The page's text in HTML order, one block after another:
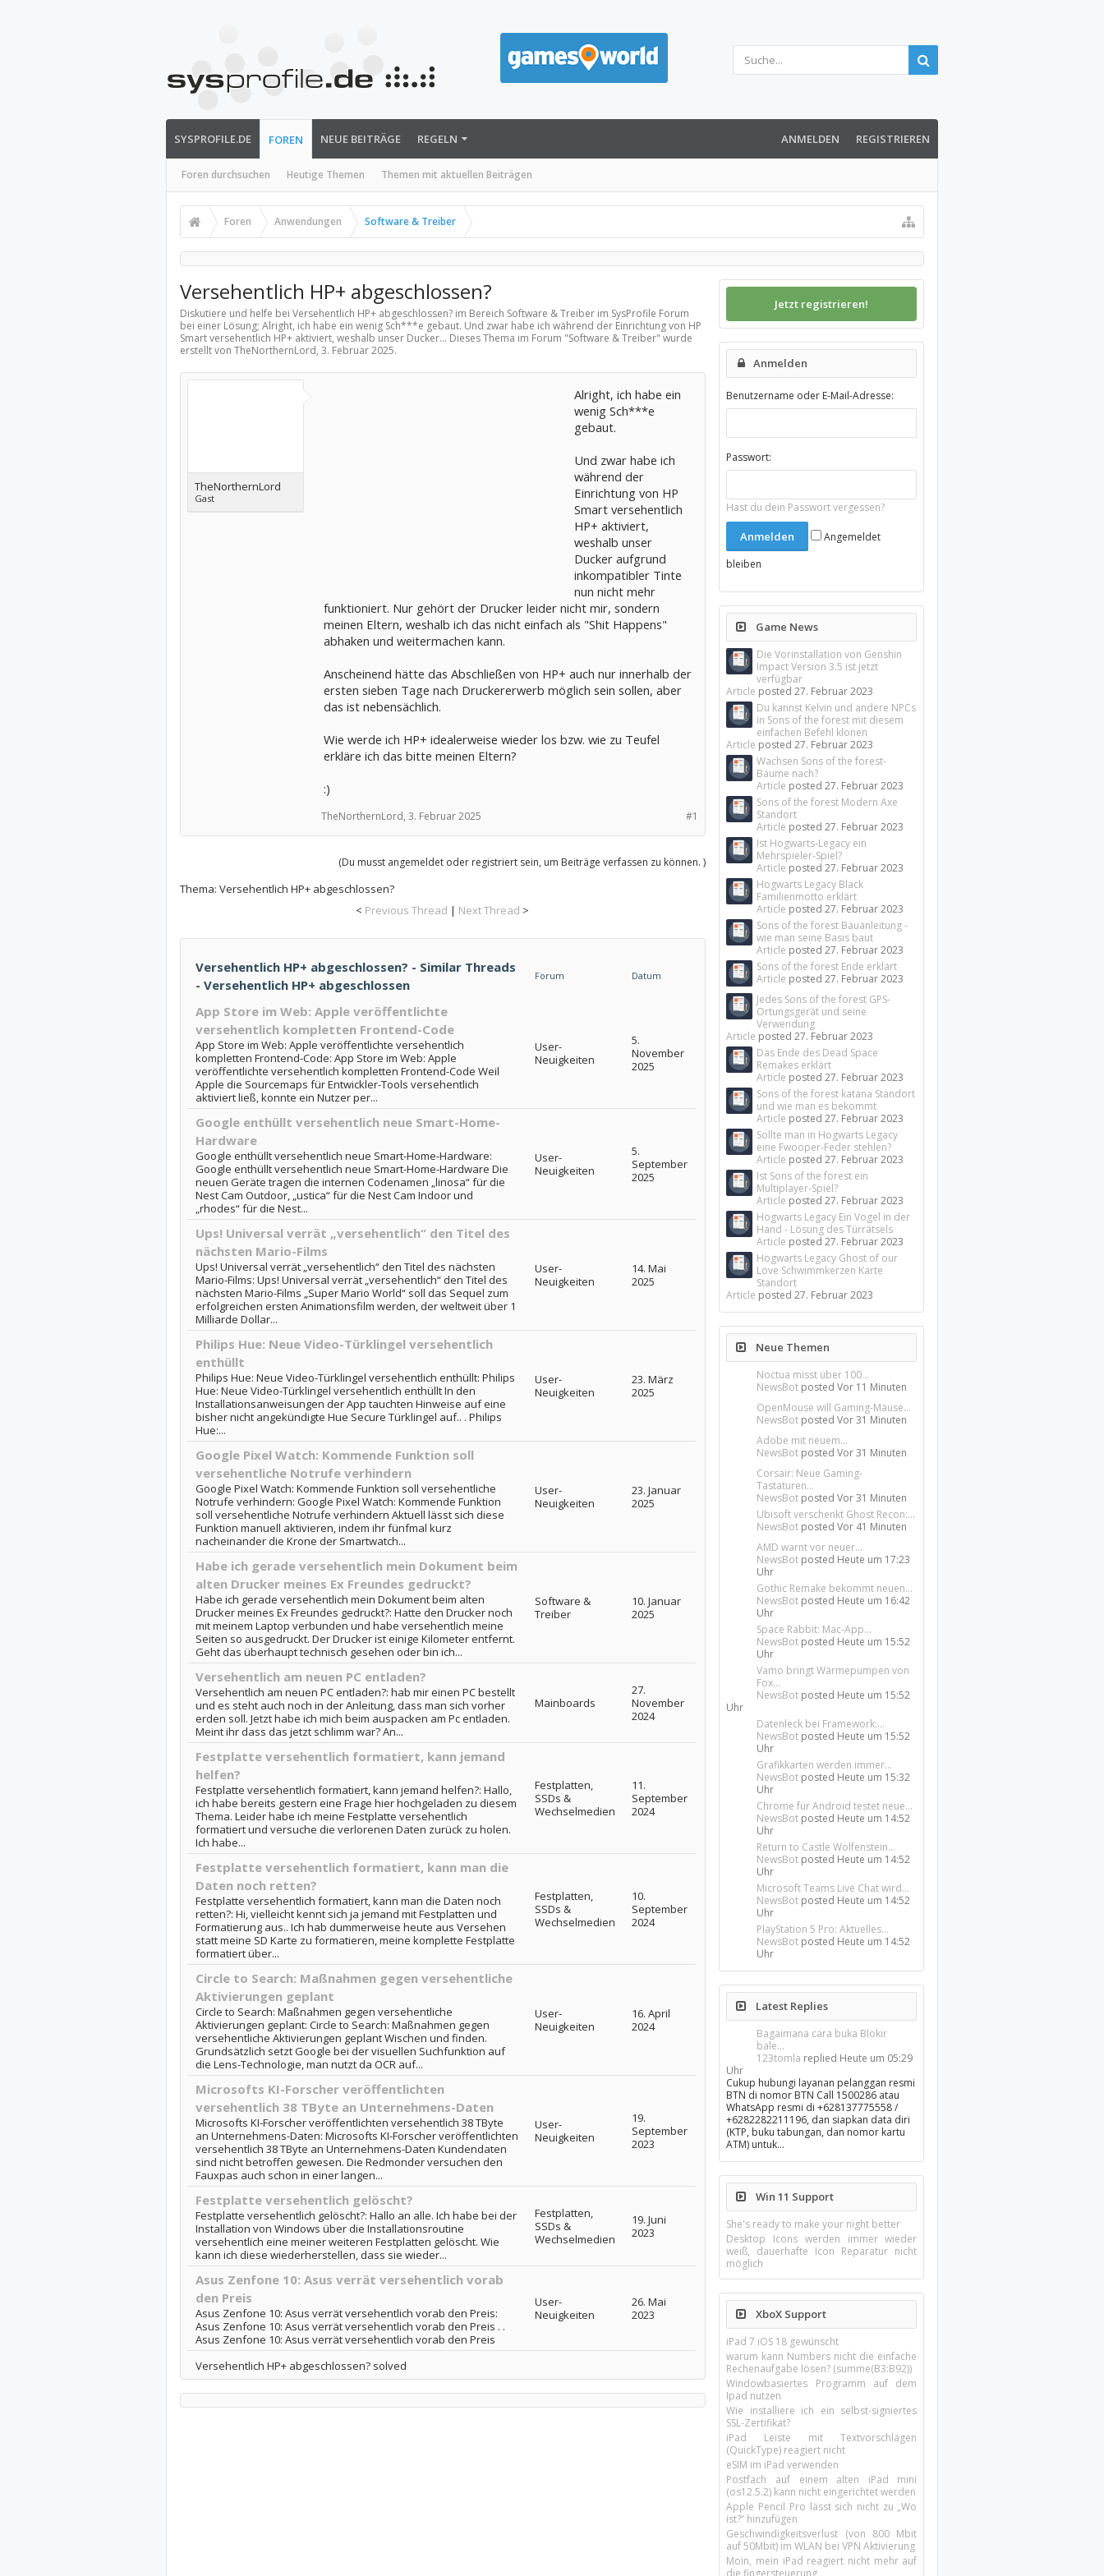
SYSPROFILE.DE FOREN
Foren durchsuchen Heutige Themen Themen mit aktuellen Beiträgen
NEUE BEITRÄGE REGELN ANMELDEN REGISTRIEREN
Foren Anwendungen Software & Treiber
Versehentlich HP+ abgeschlossen?
Diskutiere und helfe bei Versehentlich HP+ abgeschlossen? im Bereich Software & Treiberim SysProfile Forum
bei einer Lösung; Alright, ich habe ein wenig Sch***e gebaut. Und zwar habe ich während der Einrichtung von HP
Smart versehentlich HP+ aktiviert, weshalb unser Ducker... Dieses Thema im Forum "Software & Treiber" wurde
erstellt von TheNorthernLord, 3. Februar 2025.
TheNorthernLord
Gast
Alright, ich habe ein
wenig Sch***e
gebaut.
Und zwar habe ich
während der
Einrichtung von HP
Smart versehentlich
HP+ aktiviert,
weshalb unser
Ducker aufgrund
inkompatibler Tinte
nun nicht mehr
funktioniert. Nur gehört der Drucker leider nicht mir, sondern
meinen Eltern, weshalb ich das nicht einfach als "Shit Happens"
abhaken und weitermachen kann.
Anscheinend hätte das Abschließen von HP+ auch nur innerhalb der
ersten sieben Tage nach Druckererwerb möglich sein sollen, aber
das ist nebensächlich.
Wie werde ich HP+ idealerweise wieder los bzw. wie zu Teufel
erkläre ich das bitte meinen Eltern?
:)
#1
TheNorthernLord, 3. Februar 2025
(Du musst angemeldet oder registriert sein, um Beiträge verfassen zu können. )
Thema: Versehentlich HP+ abgeschlossen?
< Previous Thread | Next Thread >
Versehentlich HP+ abgeschlossen? - Similar Threads
- Versehentlich HP+ abgeschlossen
Forum Datum
App Store im Web: Apple veröffentlichte
versehentlich kompletten Frontend-Code
App Store im Web: Apple veröffentlichte versehentlich
kompletten Frontend-Code: App Store im Web: Apple
veröffentlichte versehentlich kompletten Frontend-Code Weil
Apple die Sourcemaps für Entwickler-Tools versehentlich
aktiviert ließ, konnte ein Nutzer per...
User-
Neuigkeiten
5.
November
2025
Google enthüllt versehentlich neue Smart-Home-
Hardware
Google enthüllt versehentlich neue Smart-Home-Hardware:
Google enthüllt versehentlich neue Smart-Home-Hardware Die
neuen Geräte tragen die internen Codenamen „linosa“ für die
Nest Cam Outdoor, „ustica“ für die Nest Cam Indoor und
„rhodes“ für die Nest...
User-
Neuigkeiten
5.
September
2025
Ups! Universal verrät „versehentlich“ den Titel des
nächsten Mario-Films
Ups! Universal verrät „versehentlich“ den Titel des nächsten
Mario-Films: Ups! Universal verrät „versehentlich“ den Titel des
nächsten Mario-Films „Super Mario World“ soll das Sequel zum
erfolgreichen ersten Animationsfilm werden, der weltweit über 1
Milliarde Dollar...
User-
Neuigkeiten
14. Mai
2025
Philips Hue: Neue Video-Türklingel versehentlich
enthüllt
Philips Hue: Neue Video-Türklingel versehentlich enthüllt: Philips
Hue: Neue Video-Türklingel versehentlich enthüllt In den
Installationsanweisungen der App tauchten Hinweise auf eine
bisher nicht angekündigte Hue Secure Türklingel auf.. . Philips
Hue:...
User-
Neuigkeiten
23. März
2025
Google Pixel Watch: Kommende Funktion soll
versehentliche Notrufe verhindern
Google Pixel Watch: Kommende Funktion soll versehentliche
Notrufe verhindern: Google Pixel Watch: Kommende Funktion
soll versehentliche Notrufe verhindern Aktuell lässt sich diese
Funktion manuell aktivieren, indem ihr fünfmal kurz
nacheinander die Krone der Smartwatch...
User-
Neuigkeiten
23. Januar
2025
Habe ich gerade versehentlich mein Dokument beim
alten Drucker meines Ex Freundes gedruckt?
Habe ich gerade versehentlich mein Dokument beim alten
Drucker meines Ex Freundes gedruckt?: Hatte den Drucker noch
mit meinem Laptop verbunden und habe versehentlich meine
Seiten so ausgedruckt. Der Drucker ist einige Kilometer entfernt.
Geht das überhaupt technisch gesehen oder bin ich...
Software &
Treiber
10. Januar
2025
Versehentlich am neuen PC entladen?
Versehentlich am neuen PC entladen?: hab mir einen PC bestellt
und es steht auch noch in der Anleitung, dass man sich vorher
erden soll. Jetzt habe ich mich beim auspacken am Pc entladen.
Meint ihr dass das jetzt schlimm war? An...
Mainboards
27.
November
2024
Festplatte versehentlich formatiert, kann jemand
helfen?
Festplatte versehentlich formatiert, kann jemand helfen?: Hallo,
ich habe bereits gestern eine Frage hier hochgeladen zu diesem
Thema. Leider habe ich meine Festplatte versehentlich
formatiert und versuche die verlorenen Daten zurück zu holen.
Ich habe...
Festplatten,
SSDs &
Wechselmedien
11.
September
2024
Festplatte versehentlich formatiert, kann man die
Daten noch retten?
Festplatte versehentlich formatiert, kann man die Daten noch
retten?: Hi, vielleicht kennt sich ja jemand mit Festplatten und
Formatierung aus.. Ich hab dummerweise heute aus Versehen
statt meine SD Karte zu formatieren, meine komplette Festplatte
formatiert über...
Festplatten,
SSDs &
Wechselmedien
10.
September
2024
Circle to Search: Maßnahmen gegen versehentliche
Aktivierungen geplant
Circle to Search: Maßnahmen gegen versehentliche
Aktivierungen geplant: Circle to Search: Maßnahmen gegen
versehentliche Aktivierungen geplant Wischen und finden.
Grundsätzlich setzt Google bei der visuellen Suchfunktion auf
die Lens-Technologie, man nutzt da OCR auf...
User-
Neuigkeiten
16. April
2024
Microsofts KI-Forscher veröffentlichten
versehentlich 38 TByte an Unternehmens-Daten
Microsofts KI-Forscher veröffentlichten versehentlich 38 TByte
an Unternehmens-Daten: Microsofts KI-Forscher veröffentlichten
versehentlich 38 TByte an Unternehmens-Daten Kundendaten
sind nicht betroffen gewesen. Die Redmonder versuchen den
Fauxpas auch schon in einer langen...
User-
Neuigkeiten
19.
September
2023
Festplatte versehentlich gelöscht?
Festplatte versehentlich gelöscht?: Hallo an alle. Ich habe bei der
Installation von Windows über die Installationsroutine
versehentlich eine meiner weiteren Festplatten gelöscht. Wie
kann ich diese wiederherstellen, dass sie wieder...
Festplatten,
SSDs &
Wechselmedien
19. Juni
2023
Asus Zenfone 10: Asus verrät versehentlich vorab
den Preis
Asus Zenfone 10: Asus verrät versehentlich vorab den Preis:
Asus Zenfone 10: Asus verrät versehentlich vorab den Preis . .
Asus Zenfone 10: Asus verrät versehentlich vorab den Preis
User-
Neuigkeiten
26. Mai
2023
Versehentlich HP+ abgeschlossen? solved
Jetzt registrieren!
Anmelden
Benutzername oder E-Mail-Adresse:
Passwort:
Hast du dein Passwort vergessen?
Angemeldet
bleiben
Game News
Die Vorinstallation von Genshin
Impact Version 3.5 ist jetzt
verfügbar
Article posted27. Februar 2023
Du kannst Kelvin und andere NPCs
in Sons of the forest mit diesem
einfachen Befehl klonen
Article posted27. Februar 2023
Wachsen Sons of the forest-
Bäume nach?
Article posted27. Februar 2023
Sons of the forest Modern Axe
Standort
Article posted27. Februar 2023
Ist Hogwarts-Legacy ein
Mehrspieler-Spiel?
Article posted27. Februar 2023
Hogwarts Legacy Black
Familienmotto erklärt
Article posted27. Februar 2023
Sons of the forest Bauanleitung -
wie man seine Basis baut
Article posted27. Februar 2023
Sons of the forest Ende erklärt
Article posted27. Februar 2023
Jedes Sons of the forest GPS-
Ortungsgerät und seine
Verwendung
Article posted27. Februar 2023
Das Ende des Dead Space
Remakes erklärt
Article posted27. Februar 2023
Sons of the forest katana Standort
und wie man es bekommt
Article posted27. Februar 2023
Sollte man in Hogwarts Legacy
eine Fwooper-Feder stehlen?
Article posted27. Februar 2023
Ist Sons of the forest ein
Multiplayer-Spiel?
Article posted27. Februar 2023
Hogwarts Legacy Ein Vogel in der
Hand - Lösung des Türrätsels
Article posted27. Februar 2023
Hogwarts Legacy Ghost of our
Love Schwimmkerzen Karte
Standort
Article posted27. Februar 2023
Neue Themen
Noctua misst über 100...
NewsBot postedVor 11 Minuten
OpenMouse will Gaming-Mäuse...
NewsBot postedVor 31 Minuten
Adobe mit neuem...
NewsBot postedVor 31 Minuten
Corsair: Neue Gaming-
Tastaturen...
NewsBot postedVor 31 Minuten
Ubisoft verschenkt Ghost Recon:...
NewsBot postedVor 41 Minuten
AMD warnt vor neuer...
NewsBot posted Heute um 17:23
Uhr
Gothic Remake bekommt neuen...
NewsBot posted Heute um 16:42
Uhr
Space Rabbit: Mac-App...
NewsBot posted Heute um 15:52
Uhr
Vamo bringt Wärmepumpen von
Fox...
NewsBot posted Heute um 15:52
Uhr
Datenleck bei Framework:...
NewsBot posted Heute um 15:52
Uhr
Grafikkarten werden immer...
NewsBot posted Heute um 15:32
Uhr
Chrome für Android testet neue...
NewsBot posted Heute um 14:52
Uhr
Return to Castle Wolfenstein...
NewsBot posted Heute um 14:52
Uhr
Microsoft Teams Live Chat wird...
NewsBot posted Heute um 14:52
Uhr
PlayStation 5 Pro: Aktuelles...
NewsBot posted Heute um 14:52
Uhr
Latest Replies
Bagaimana cara buka Blokir
bale...
123tomla replied Heute um 05:29
Uhr
Cukup hubungi layanan pelanggan resmi
BTN di nomor BTN Call 1500286 atau
WhatsApp resmi di +628137775558 /
+6282282211196, dan siapkan data diri
(KTP, buku tabungan, dan nomor kartu
ATM) untuk…
Win 11 Support
She's ready to make your night better
Desktop Icons werden immer wieder
weiß, dauerhafte Icon Reparatur nicht
möglich
XboX Support
iPad 7 iOS 18 gewünscht
warum kann Numbers nicht die einfache
Rechenaufgabe lösen? (summe(B3:B92))
Windowbasiertes Programm auf dem
Ipad nutzen
Wie installiere ich ein selbst-signiertes
SSL-Zertifikat?
iPad Leiste mit Textvorschlägen
(QuickType) reagiert nicht
eSIM im iPad verwenden
Postfach auf einem alten iPad mini
(os12.5.2) kann nicht eingerichtet werden
Apple Pencil Pro lässt sich nicht zu „Wo
ist?“ hinzufügen
Geschwindigkeitsverlust (von 800 Mbit
auf 50Mbit) im WLAN bei VPN Aktivierung
Moin, mein iPad reagiert nicht mehr auf
die fingersteuerung